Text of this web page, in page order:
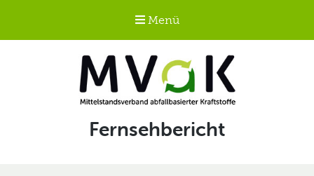
Menü
Mittelstandsverband
abfallbasierter
Schlagwort:
Fernsehbericht